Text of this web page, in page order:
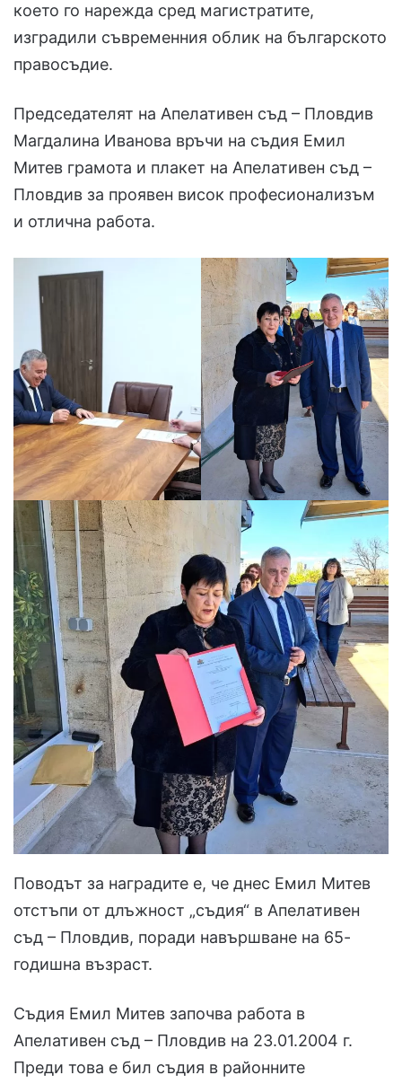
което го нарежда сред магистратите,
изградили съвременния облик на българското
правосъдие.
Председателят на Апелативен съд – Пловдив
Магдалина Иванова връчи на съдия Емил
Митев грамота и плакет на Апелативен съд –
Пловдив за проявен висок професионализъм
и отлична работа.
Поводът за наградите е, че днес Емил Митев
отстъпи от длъжност „съдия“ в Апелативен
съд – Пловдив, поради навършване на 65-
годишна възраст.
Съдия Емил Митев започва работа в
Апелативен съд – Пловдив на 23.01.2004 г.
Преди това е бил съдия в районните